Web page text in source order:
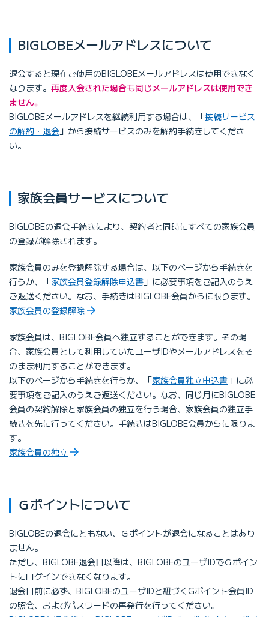
BIGLOBEメールアドレスについて
退会すると現在ご使用のBIGLOBEメールアドレスは使用できなく
なります。 再度入会された場合も同じメールアドレスは使用でき
ません。
BIGLOBEメールアドレスを継続利用する場合は、「接続サービス
の解約・退会 」から接続サービスのみを解約手続きしてくださ
い。
家族会員サービスについて
BIGLOBEの退会手続きにより、契約者と同時にすべての家族会員
の登録が解除されます。
家族会員のみを登録解除する場合は、以下のページから手続きを
行うか、「家族会員登録解除申込書 」に必要事項をご記入のうえ
ご返送ください。なお、手続きはBIGLOBE会員からに限ります。
家族会員の登録解除
家族会員は、BIGLOBE会員へ独立することができます。その場
合、家族会員として利用していたユーザIDやメールアドレスをそ
のまま利用することができます。
以下のページから手続きを行うか、「家族会員独立申込書 」に必
要事項をご記入のうえご返送ください。なお、同じ月にBIGLOBE
会員の契約解除と家族会員の独立を行う場合、家族会員の独立手
続きを先に行ってください。手続きはBIGLOBE会員からに限りま
す。
家族会員の独立
Ｇポイントについて
BIGLOBEの退会にともない、Ｇポイントが退会になることはあり
ません。
ただし、BIGLOBE退会日以降は、BIGLOBEのユーザIDでＧポイン
トにログインできなくなります。
退会日前に必ず、BIGLOBEのユーザIDと紐づくGポイント会員ID
の照会、およびパスワードの再発行を行ってください。